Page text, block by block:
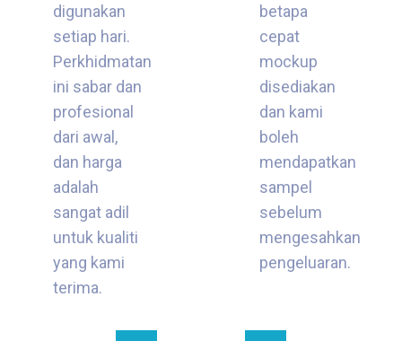
digunakan
setiap hari.
Perkhidmatan
ini sabar dan
profesional
dari awal,
dan harga
adalah
sangat adil
untuk kualiti
yang kami
terima.
betapa
cepat
mockup
disediakan
dan kami
boleh
mendapatkan
sampel
sebelum
mengesahkan
pengeluaran.